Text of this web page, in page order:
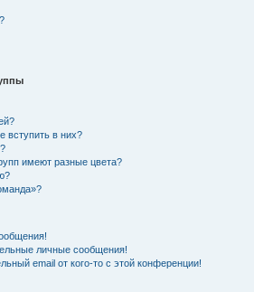
вступить в них?
имеют разные цвета?
личные сообщения!
email от кого-то с этой конференции!